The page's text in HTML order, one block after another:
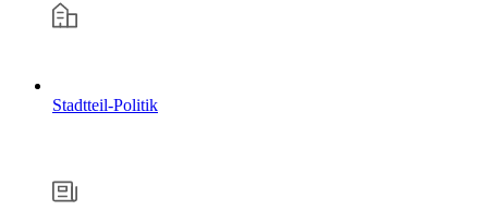
Stadtteil-Politik